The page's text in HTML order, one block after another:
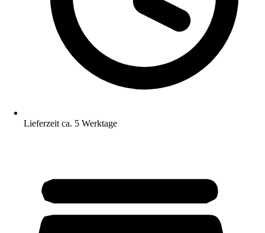
Lieferzeit ca. 5 Werktage